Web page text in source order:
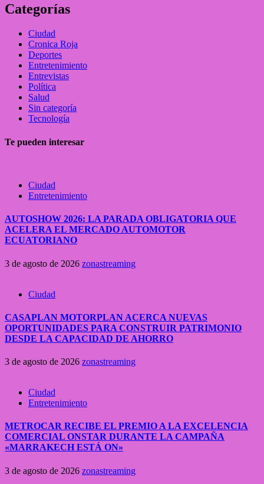
Categorías
Ciudad
Cronica Roja
Deportes
Entretenimiento
Entrevistas
Política
Salud
Sin categoría
Tecnología
Te pueden interesar
Ciudad
Entretenimiento
AUTOSHOW 2026: LA PARADA OBLIGATORIA QUE
ACELERA EL MERCADO AUTOMOTOR
ECUATORIANO
3 de agosto de 2026 zonastreaming
Ciudad
CASAPLAN MOTORPLAN ACERCA NUEVAS
OPORTUNIDADES PARA CONSTRUIR PATRIMONIO
DESDE LA CAPACIDAD DE AHORRO
3 de agosto de 2026 zonastreaming
Ciudad
Entretenimiento
METROCAR RECIBE EL PREMIO A LA EXCELENCIA
COMERCIAL ONSTAR DURANTE LA CAMPAÑA
«MARRAKECH ESTÁ ON»
3 de agosto de 2026 zonastreaming